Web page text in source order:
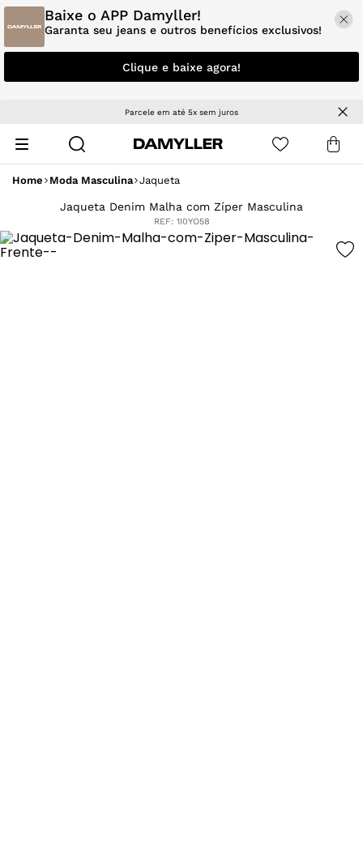
Baixe o APP Damyller!
Garanta seu jeans e outros benefícios exclusivos!
Clique e baixe agora!
Parcele em até 5x sem juros
Home Moda Masculina Jaqueta
Jaqueta Denim Malha com Zíper Masculina
REF: 1I0YO58